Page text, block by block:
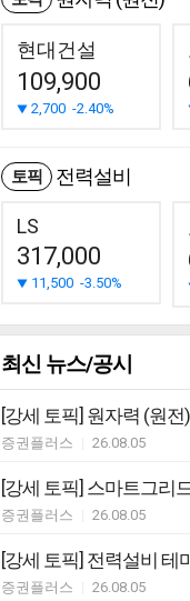
현대건설
109,900
2,700 -2.40%
토픽 전력설비
LS
317,000
11,500 -3.50%
최신 뉴스/공시
[강세 토픽] 원자력 (원
증권플러스 26.08.05
[강세 토픽] 스마트그리
증권플러스 26.08.05
[강세 토픽] 전력설비 테
증권플러스 26.08.05